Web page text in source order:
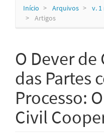
Início Arquivos
v. 1
Artigos
O Dever
das Partes
Processo:
Civil